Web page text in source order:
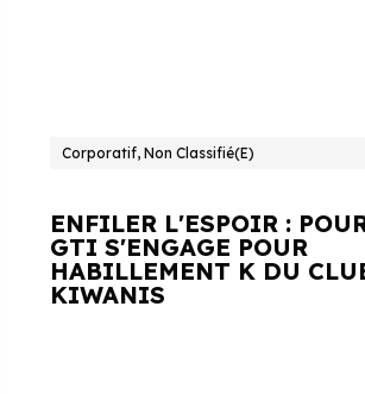
Corporatif, Non Classifié(e)
ENFILER L'ESPOIR :
GTI S'ENGAGE POUR
HABILLEMENT K DU
KIWANIS